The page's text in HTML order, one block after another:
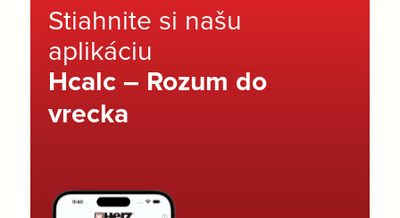
Stiahnite si našu
aplikáciu
Hcalc – Rozum do
vrecka